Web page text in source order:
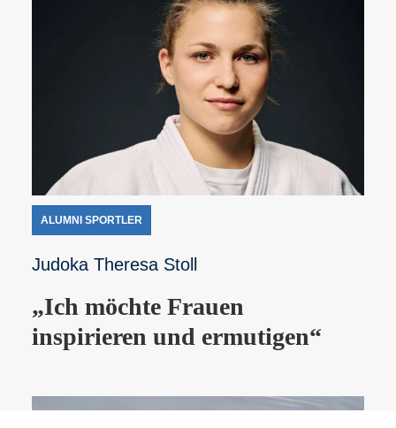
ALUMNI SPORTLER
Judoka Theresa Stoll
„Ich möchte Frauen
inspirieren und ermutigen“